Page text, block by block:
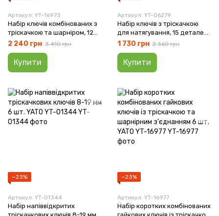
Артикул: YT-16973
Набір ключів комбінованих з
тріскачкою та шарніром, 12
шт. YATO YT-16973
2 240 грн 3 410 грн
Купити
Артикул: YT-06279
Набір ключів з тріскачкою
для натягування, 15 деталей
YATO YT-06279
1 730 грн 2 360 грн
Купити
−23%
Артикул: YT-01344
Набір напіввідкритих
−23%
Артикул: YT-16977
Набір коротких комбінованих